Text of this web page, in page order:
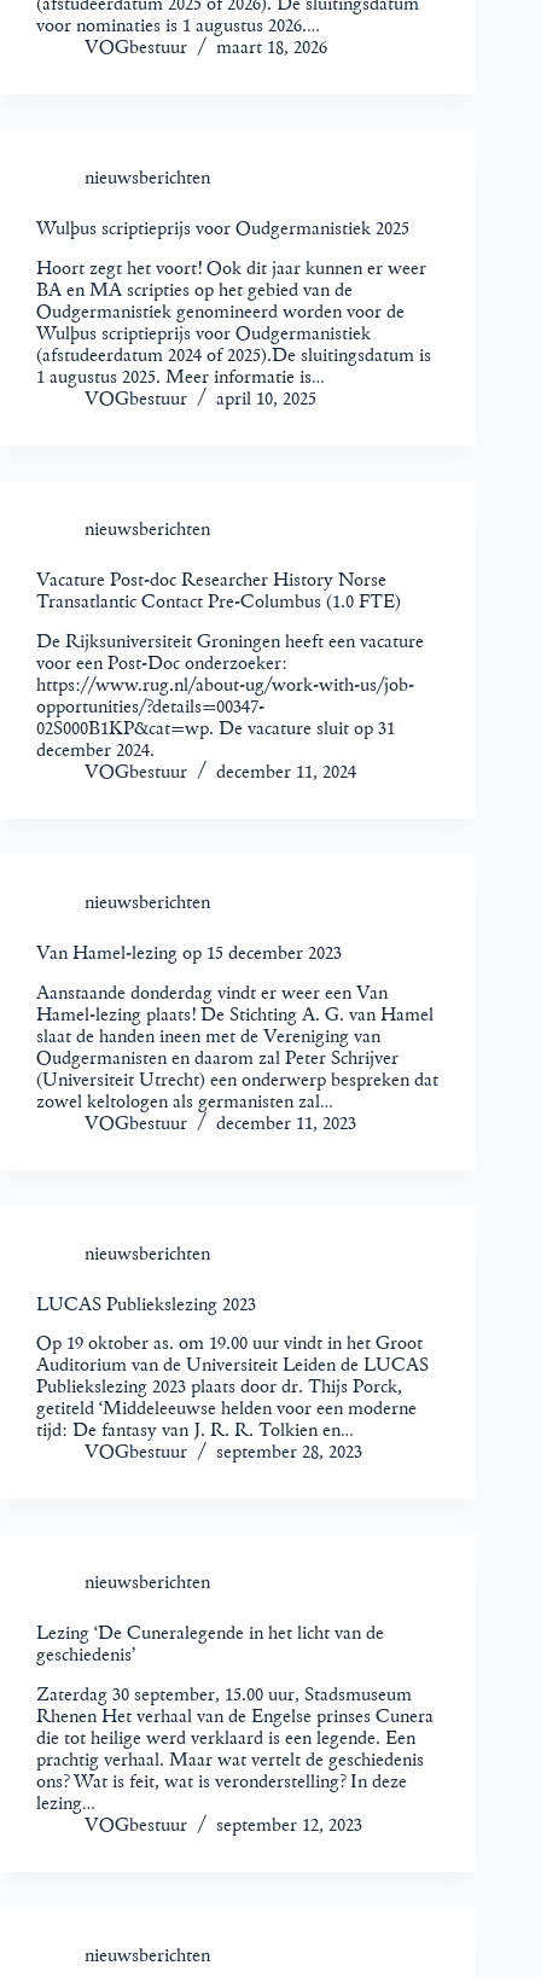
voor nominaties is 1 augustus 2026.…
VOGbestuur
maart 18, 2026
nieuwsberichten
Wulþus scriptieprijs voor Oudgermanistiek 2025
Hoort zegt het voort! Ook dit jaar kunnen er weer
BA en MA scripties op het gebied van de
Oudgermanistiek genomineerd worden voor de
Wulþus scriptieprijs voor Oudgermanistiek
(afstudeerdatum 2024 of 2025).De sluitingsdatum is
1 augustus 2025. Meer informatie is…
VOGbestuur
april 10, 2025
nieuwsberichten
Vacature Post-doc Researcher History Norse
Transatlantic Contact Pre-Columbus (1.0 FTE)
De Rijksuniversiteit Groningen heeft een vacature
voor een Post-Doc onderzoeker:
https://www.rug.nl/about-ug/work-with-us/job-
opportunities/?details=00347-
02S000B1KP&cat=wp. De vacature sluit op 31
december 2024.
VOGbestuur
december 11, 2024
nieuwsberichten
Van Hamel-lezing op 15 december 2023
Aanstaande donderdag vindt er weer een Van
Hamel-lezing plaats! De Stichting A. G. van Hamel
slaat de handen ineen met de Vereniging van
Oudgermanisten en daarom zal Peter Schrijver
(Universiteit Utrecht) een onderwerp bespreken dat
zowel keltologen als germanisten zal…
VOGbestuur
december 11, 2023
nieuwsberichten
LUCAS Publiekslezing 2023
Op 19 oktober as. om 19.00 uur vindt in het Groot
Auditorium van de Universiteit Leiden de LUCAS
Publiekslezing 2023 plaats door dr. Thijs Porck,
getiteld ‘Middeleeuwse helden voor een moderne
tijd: De fantasy van J. R. R. Tolkien en…
VOGbestuur
september 28, 2023
nieuwsberichten
Lezing ‘De Cuneralegende in het licht van de
geschiedenis’
Zaterdag 30 september, 15.00 uur, Stadsmuseum
Rhenen Het verhaal van de Engelse prinses Cunera
die tot heilige werd verklaard is een legende. Een
prachtig verhaal. Maar wat vertelt de geschiedenis
ons? Wat is feit, wat is veronderstelling? In deze
lezing…
VOGbestuur
september 12, 2023
nieuwsberichten